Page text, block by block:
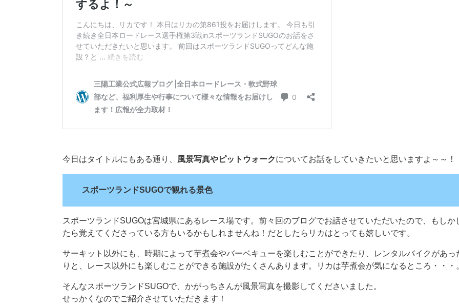
今日はタイトルにもある通り、 風景写真やピットウォークについてお話をしていきたいと思いますよ～～！
スポーツランドSUGOで観れる景色
スポーツランドSUGOは宮城県にあるレース場です。前々回のブログでお話させていただいたので、もしか
たら覚えてくださっている方もいるかもしれませんね！だとしたらリカはとっても嬉しいです。
サーキット以外にも、時期によって芋煮会やバーベキューを楽しむことができたり、レンタルバイクがあっ
りと、レース以外にも楽しむことができる施設がたくさんあります。リカは芋煮会が気になるところ・・・
そんなスポーツランドSUGOで、かがっちさんが風景写真を撮影してくださいました。
せっかくなのでご紹介させていただきます！